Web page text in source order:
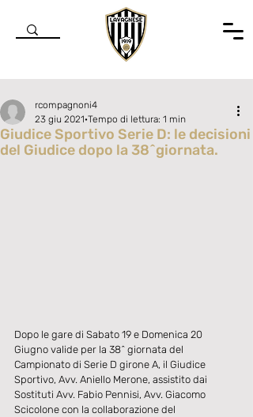
Giudice Sportivo Serie D: le decisioni
del Giudice dopo la 38^giornata.
rcompagnoni4
23 giu 2021 Tempo di lettura: 1 min
Dopo le gare di Sabato 19 e Domenica 20
Giugno valide per la 38^ giornata del
Campionato di Serie D girone A, il Giudice
Sportivo, Avv. Aniello Merone, assistito dai
Sostituti Avv. Fabio Pennisi, Avv. Giacomo
Scicolone con la collaborazione del